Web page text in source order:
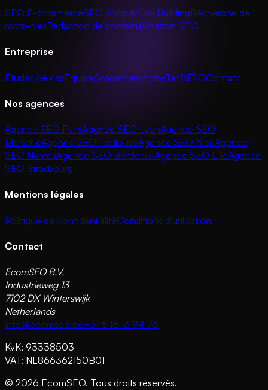
SEO E-commerceSEO ShopifyLink BuildingRecherche de
mots-clésRédaction de contenuAmazon SEO
Entreprise
Études de casÉquipeAcadémieArticlesTarifsFAQContact
Nos agences
Agence SEO ParisAgence SEO LyonAgence SEO
MarseilleAgence SEO ToulouseAgence SEO NiceAgence
SEO NantesAgence SEO BordeauxAgence SEO LilleAgence
SEO Strasbourg
Mentions légales
Politique de confidentialitéConditions d'utilisation
Contact
EcomSEO B.V.
Industrieweg 13
7102 DX Winterswijk
Netherlands
info@ecomseo.co+31 6 16 13 94 76
KvK: 93338503
VAT: NL866362150B01
© 2026 EcomSEO. Tous droits réservés.